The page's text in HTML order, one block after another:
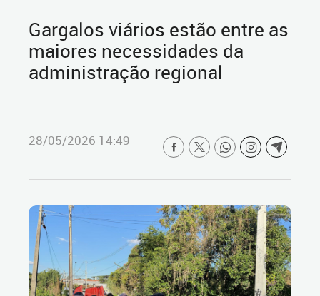
Gargalos viários estão entre as
maiores necessidades da
administração regional
28/05/2026 14:49